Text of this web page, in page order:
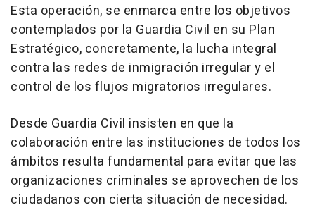
Esta operación, se enmarca entre los objetivos
contemplados por la Guardia Civil en su Plan
Estratégico, concretamente, la lucha integral
contra las redes de inmigración irregular y el
control de los flujos migratorios irregulares.
Desde Guardia Civil insisten en que la
colaboración entre las instituciones de todos los
ámbitos resulta fundamental para evitar que las
organizaciones criminales se aprovechen de los
ciudadanos con cierta situación de necesidad.